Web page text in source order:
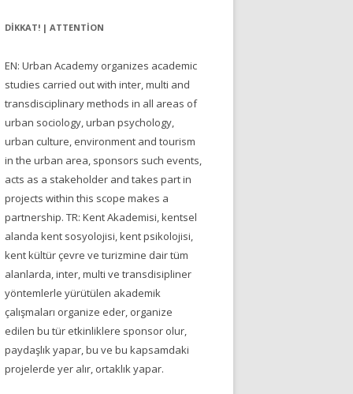
DIKKAT! | ATTENTION
EN: Urban Academy organizes academic
studies carried out with inter, multi and
transdisciplinary methods in all areas of
urban sociology, urban psychology,
urban culture, environment and tourism
in the urban area, sponsors such events,
acts as a stakeholder and takes part in
projects within this scope makes a
partnership. TR: Kent Akademisi, kentsel
alanda kent sosyolojisi, kent psikolojisi,
kent kültür çevre ve turizmine dair tüm
alanlarda, inter, multi ve transdisipliner
yöntemlerle yürütülen akademik
çalışmaları organize eder, organize
edilen bu tür etkinliklere sponsor olur,
paydaşlık yapar, bu ve bu kapsamdaki
projelerde yer alır, ortaklık yapar.